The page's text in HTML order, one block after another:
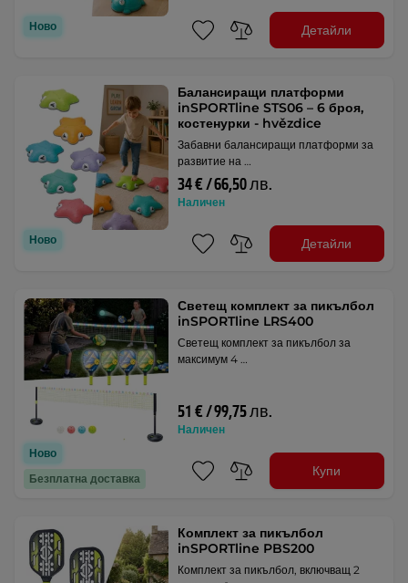
Ново Детайли
Ново
Балансиращи платформи
inSPORTline STS06 – 6 броя,
костенурки - hvězdice
Забавни балансиращи платформи за
развитие на …
34 € / 66,50 лв.
Наличен
Детайли
Ново
Безплатна доставка
Светещ комплект за пикълбол
inSPORTline LRS400
Светещ комплект за пикълбол за
максимум 4 …
51 € / 99,75 лв.
Наличен
Купи
Комплект за пикълбол
inSPORTline PBS200
Комплект за пикълбол, включващ 2